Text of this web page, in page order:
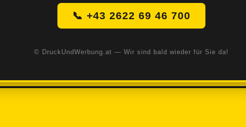
📞 +43 2622 69 46 700
© DruckUndWerbung.at — Wir sind bald wieder für Sie da!